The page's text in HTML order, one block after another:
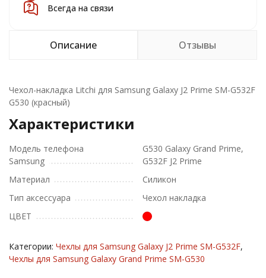
Всегда на связи
Описание Отзывы
Чехол-накладка Litchi для Samsung Galaxy J2 Prime SM-G532F
G530 (красный)
Характеристики
Модель телефона
Samsung
G530 Galaxy Grand Prime,
G532F J2 Prime
Материал
Силикон
Тип аксессуара
Чехол накладка
ЦВЕТ
Категории: Чехлы для Samsung Galaxy J2 Prime SM-G532F,
Чехлы для Samsung Galaxy Grand Prime SM-G530